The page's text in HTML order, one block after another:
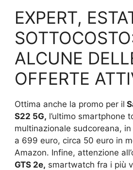
EXPERT,
ALCUNE
OFFERTE
Ottima anche la promo per il
S22 5G, l’ultimo smartphone
multinazionale sudcoreana,
a 699 euro, circa 50 euro in
Amazon. Infine, attenzione
GTS 2e, smartwatch fra i più